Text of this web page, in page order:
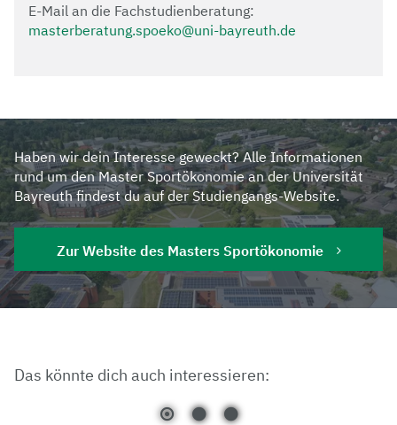
E-Mail an die Fachstudienberatung:
masterberatung.spoeko@uni-bayreuth.de
Haben wir dein Interesse geweckt? Alle Informationen
rund um den Master Sportökonomie an der Universität
Bayreuth findest du auf der Studiengangs-Website.
Zur Website des Masters Sportökonomie
Das könnte dich auch interessieren: